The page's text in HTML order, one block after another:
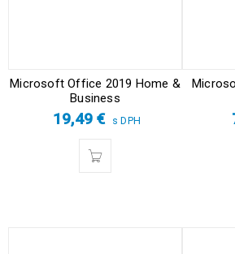
Microsoft Office 2019 Home &
Business
19,49€ s DPH